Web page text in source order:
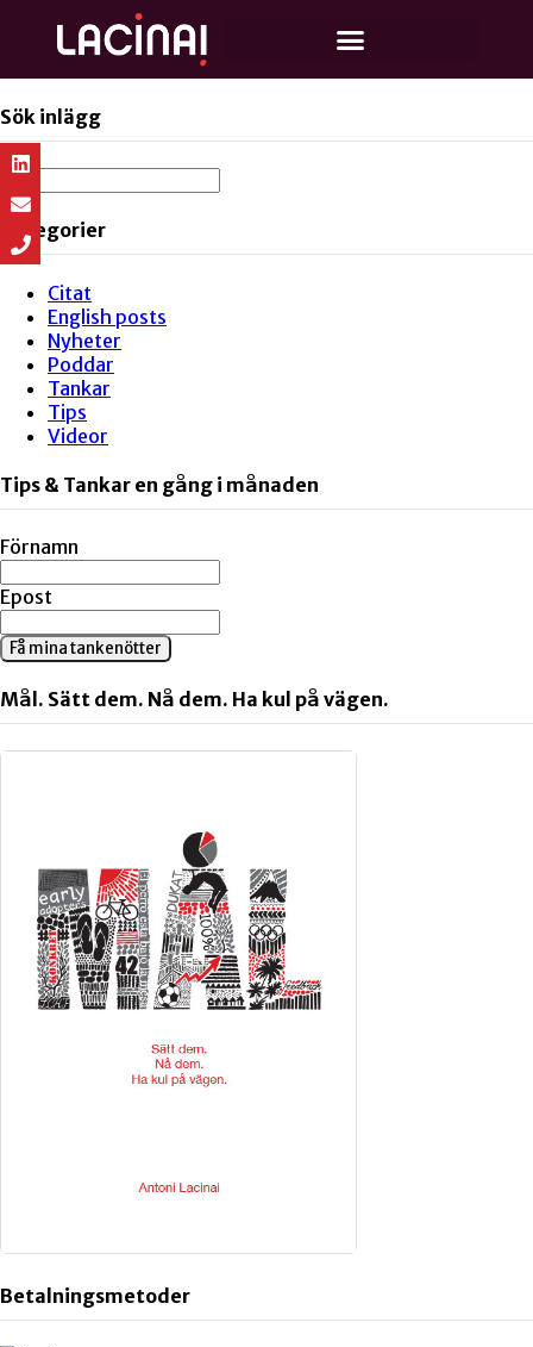
Sök inlägg
Kategorier
Citat
English posts
Nyheter
Poddar
Tankar
Tips
Videor
Tips & Tankar en gång i månaden
Förnamn
Epost
Få mina tankenötter
Mål. Sätt dem. Nå dem. Ha kul på vägen.
Betalningsmetoder